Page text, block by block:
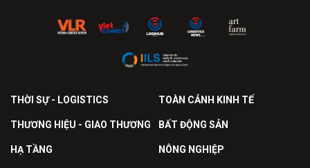
THỜI SỰ - LOGISTICS TOÀN CẢNH KINH TẾ
THƯƠNG HIỆU - GIAO THƯƠNG BẤT ĐỘNG SẢN
HẠ TẦNG NÔNG NGHIỆP